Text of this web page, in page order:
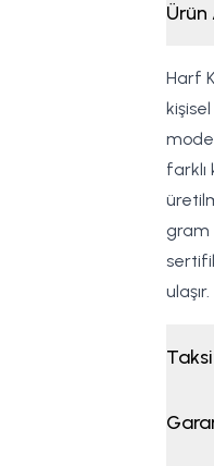
Ürün
Harf
farklı
gram
ulaşır.